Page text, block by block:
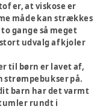
er, at viskose er
måde kan strækkes
gange så meget
udvalg af kjoler
til børn er lavet af,
strømpebukser på.
barn har det varmt
rundt i